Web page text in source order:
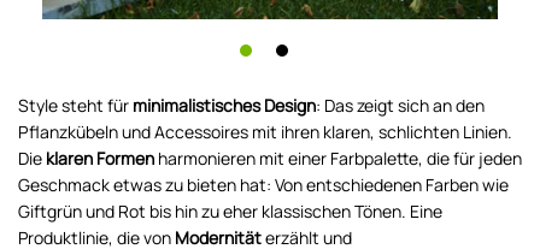
Style steht für minimalistisches Design: Das zeigt sich an den
Pflanzkübeln und Accessoires mit ihren klaren, schlichten Linien.
Die klaren Formen harmonieren mit einer Farbpalette, die für jeden
Geschmack etwas zu bieten hat: Von entschiedenen Farben wie
Giftgrün und Rot bis hin zu eher klassischen Tönen. Eine
Produktlinie, die von Modernitäterzählt und